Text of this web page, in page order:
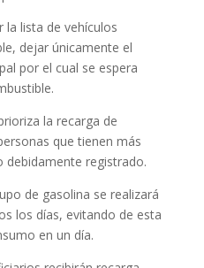
la lista de vehículos
dejar únicamente el
por el cual se espera
la recarga de
que tienen más
debidamente registrado.
de gasolina se realizará
los días, evitando de esta
en un día.